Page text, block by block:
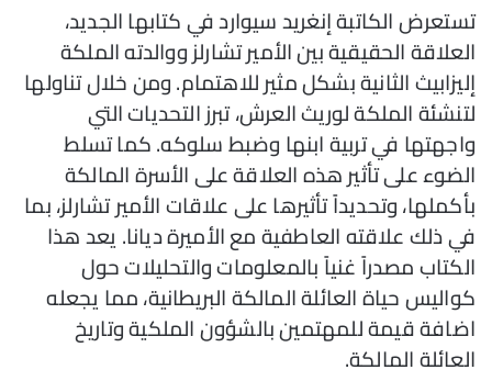
تستعرض الكاتبة إنغريد سيوارد في كتابها الجديد،
العلاقة الحقيقية بين الأمير تشارلز ووالدته الملكة
إليزابيث الثانية بشكل مثير للاهتمام. ومن خلال تناولها
لتنشئة الملكة لوريث العرش، تبرز التحديات التي
واجهتها في تربية ابنها وضبط سلوكه. كما تسلط
الضوء على تأثير هذه العلاقة على الأسرة المالكة
بأكملها، وتحديداً تأثيرها على علاقات الأمير تشارلز، بما
في ذلك علاقته العاطفية مع الأميرة ديانا. يعد هذا
الكتاب مصدراً غنياً بالمعلومات والتحليلات حول
كواليس حياة العائلة المالكة البريطانية، مما يجعله
اضافة قيمة للمهتمين بالشؤون الملكية وتاريخ
العائلة المالكة.